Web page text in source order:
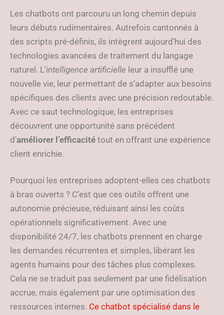
Les chatbots ont parcouru un long chemin depuis
leurs débuts rudimentaires. Autrefois cantonnés à
des scripts pré-définis, ils intègrent aujourd’hui des
technologies avancées de traitement du langage
naturel. L’intelligence artificielle leur a insufflé une
nouvelle vie, leur permettant de s’adapter aux besoins
spécifiques des clients avec une précision redoutable.
Avec ce saut technologique, les entreprises
découvrent une opportunité sans précédent
d’améliorer l’efficacité tout en offrant une expérience
client enrichie.
Pourquoi les entreprises adoptent-elles ces chatbots
à bras ouverts ? C’est que ces outils offrent une
autonomie précieuse, réduisant ainsi les coûts
opérationnels significativement. Avec une
disponibilité 24/7, les chatbots prennent en charge
les demandes récurrentes et simples, libérant les
agents humains pour des tâches plus complexes.
Cela ne se traduit pas seulement par une fidélisation
accrue, mais également par une optimisation des
ressources internes. Ce chatbot spécialisé dans le